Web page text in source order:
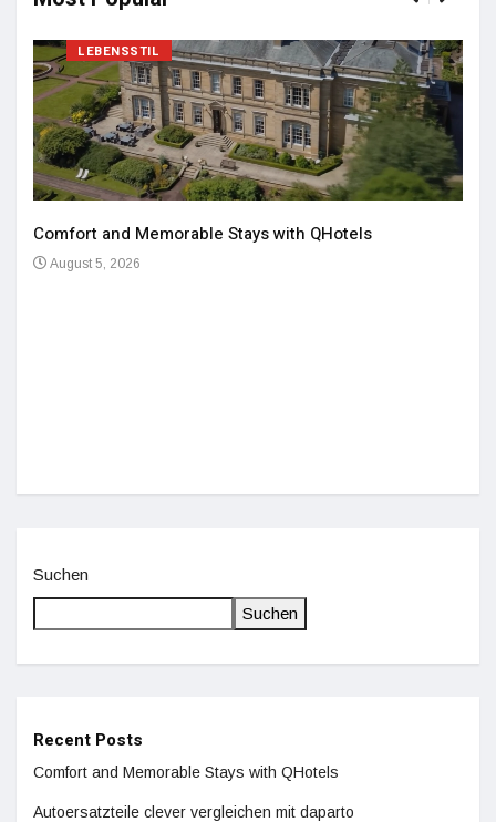
LEBENSSTIL
Comfort and Memorable Stays with QHotels
August 5, 2026
Suchen
Suchen
Recent Posts
Comfort and Memorable Stays with QHotels
Autoersatzteile clever vergleichen mit daparto